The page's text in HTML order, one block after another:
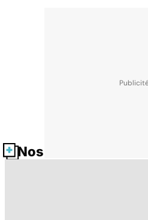
Nos fiches santé